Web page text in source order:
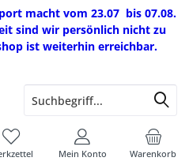
macht vom 23.07 bis 07.08.
sind wir persönlich nicht zu
ist weiterhin erreichbar.
Warenkorb
Mein Konto